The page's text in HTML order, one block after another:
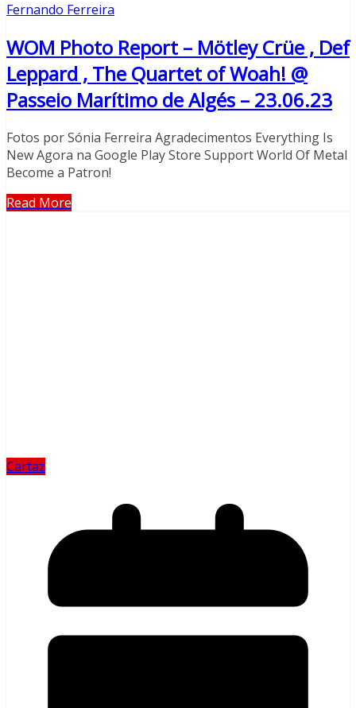
Fernando Ferreira
WOM Photo Report – Mötley Crüe , Def
Leppard , The Quartet of Woah! @
Passeio Marítimo de Algés – 23.06.23
Fotos por Sónia Ferreira Agradecimentos Everything Is
New Agora na Google Play Store Support World Of Metal
Become a Patron!
Read More
Cartaz